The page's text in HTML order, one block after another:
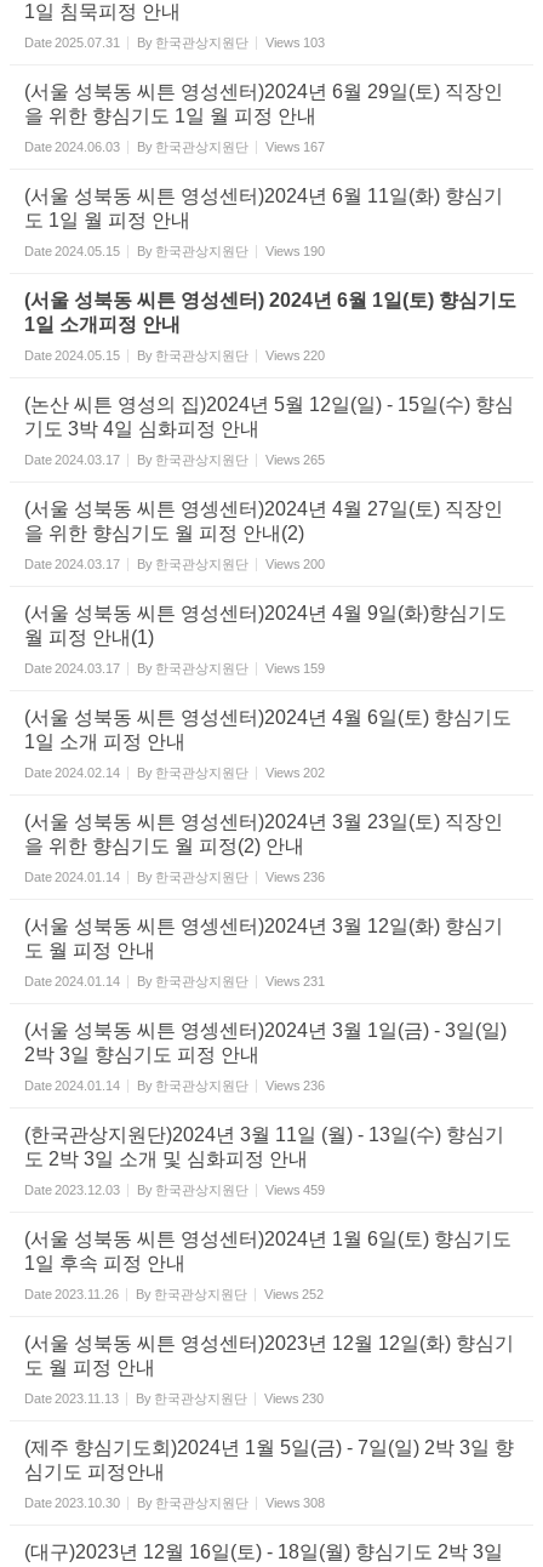
1일 침묵피정 안내
Date2025.07.31 By 한국관상지원단 Views 103
(서울 성북동 씨튼 영성센터)2024년 6월 29일(토) 직장인
을 위한 향심기도 1일 월 피정 안내
Date2024.06.03 By 한국관상지원단 Views 167
(서울 성북동 씨튼 영성센터)2024년 6월 11일(화) 향심기
도 1일 월 피정 안내
Date2024.05.15 By 한국관상지원단 Views 190
(서울 성북동 씨튼 영성센터) 2024년 6월 1일(토) 향심기도
1일 소개피정 안내
Date2024.05.15 By 한국관상지원단 Views 220
(논산 씨튼 영성의 집)2024년 5월 12일(일) - 15일(수) 향심
기도 3박 4일 심화피정 안내
Date2024.03.17 By 한국관상지원단 Views 265
(서울 성북동 씨튼 영셍센터)2024년 4월 27일(토) 직장인
을 위한 향심기도 월 피정 안내(2)
Date2024.03.17 By 한국관상지원단 Views 200
(서울 성북동 씨튼 영성센터)2024년 4월 9일(화)향심기도
월 피정 안내(1)
Date2024.03.17 By 한국관상지원단 Views 159
(서울 성북동 씨튼 영성센터)2024년 4월 6일(토) 향심기도
1일 소개 피정 안내
Date2024.02.14 By 한국관상지원단 Views 202
(서울 성북동 씨튼 영성센터)2024년 3월 23일(토) 직장인
을 위한 향심기도 월 피정(2) 안내
Date2024.01.14 By 한국관상지원단 Views 236
(서울 성북동 씨튼 영셍센터)2024년 3월 12일(화) 향심기
도 월 피정 안내
Date2024.01.14 By 한국관상지원단 Views 231
(서울 성북동 씨튼 영셍센터)2024년 3월 1일(금) - 3일(일)
2박 3일 향심기도 피정 안내
Date2024.01.14 By 한국관상지원단 Views 236
(한국관상지원단)2024년 3월 11일 (월) - 13일(수) 향심기
도 2박 3일 소개 및 심화피정 안내
Date2023.12.03 By 한국관상지원단 Views 459
(서울 성북동 씨튼 영성센터)2024년 1월 6일(토) 향심기도
1일 후속 피정 안내
Date2023.11.26 By 한국관상지원단 Views 252
(서울 성북동 씨튼 영성센터)2023년 12월 12일(화) 향심기
도 월 피정 안내
Date2023.11.13 By 한국관상지원단 Views 230
(제주 향심기도회)2024년 1월 5일(금) - 7일(일) 2박 3일 향
심기도 피정안내
Date2023.10.30 By 한국관상지원단 Views 308
(대구)2023년 12월 16일(토) - 18일(월) 향심기도 2박 3일